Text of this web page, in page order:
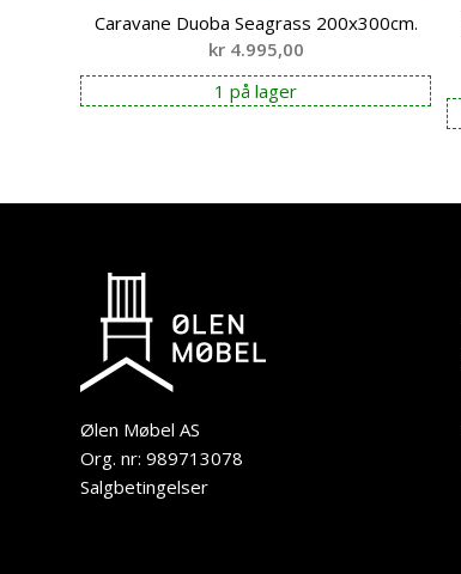
Caravane Duoba Seagrass 200x300cm.
kr4.995,00
1 på lager
Ølen Møbel AS
Org. nr: 989713078
Salgbetingelser